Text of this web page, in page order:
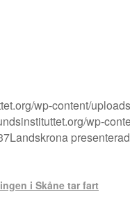
wp-content/
wp-
Landskrona
i Skåne tar fart